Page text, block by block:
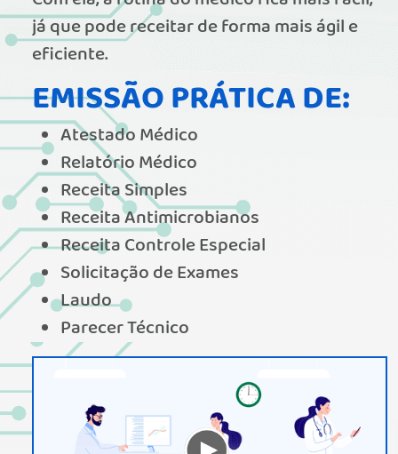
já que pode receitar de forma mais ágil e
eficiente.
EMISSÃO PRÁTICA DE:
Atestado Médico
Relatório Médico
Receita Simples
Receita Antimicrobianos
Receita Controle Especial
Solicitação de Exames
Laudo
Parecer Técnico